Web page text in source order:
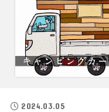
2024.03.05